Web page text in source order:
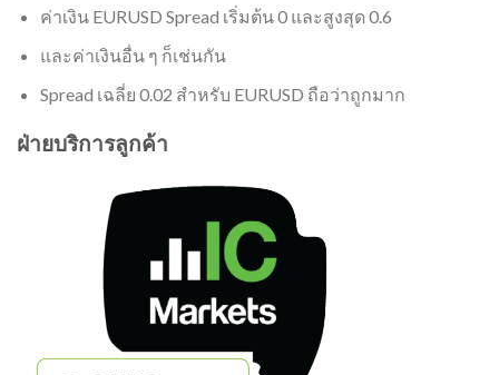
ค่าเงิน EURUSD Spread เริ่มต้น 0 และสูงสุด 0.6
และค่าเงินอื่น ๆ ก็เช่นกัน
Spread เฉลี่ย 0.02 สำหรับ EURUSD ถือว่าถูกมาก
ฝ่ายบริการลูกค้า